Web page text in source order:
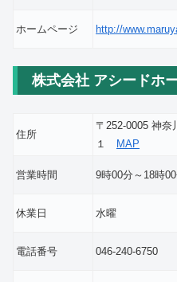
ホームページ http://
株式会社 アシードホ
住所
〒252-0005 神奈
１
MAP
営業時間 9時00分～18時
休業日 水曜
電話番号 046-240-6750